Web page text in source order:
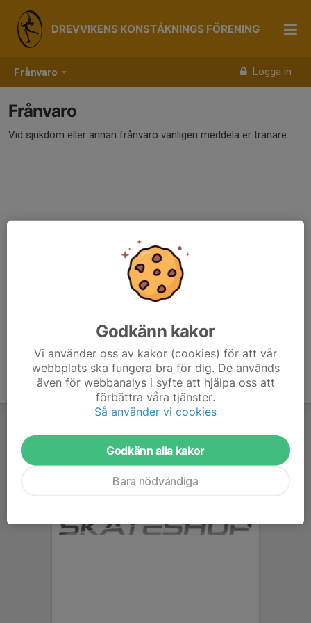
Frånvaro Logga in
DREVVIKENS KONSTÅKNINGS FÖRENING
Frånvaro
Vid sjukdom eller annan frånvaro vänligen meddela er tränare.
Godkänn kakor
Vi använder oss av kakor (cookies) för att vår
webbplats ska fungera bra för dig. De används
även för webbanalys i syfte att hjälpa oss att
förbättra våra tjänster.
Så använder vi cookies
Godkänn alla kakor
Bara nödvändiga